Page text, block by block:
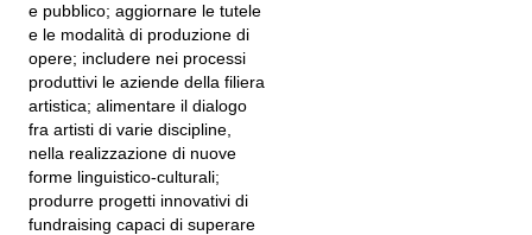
e pubblico; aggiornare le tutele
e le modalità di produzione di
opere; includere nei processi
produttivi le aziende della filiera
artistica; alimentare il dialogo
fra artisti di varie discipline,
nella realizzazione di nuove
forme linguistico-culturali;
produrre progetti innovativi di
fundraising capaci di superare